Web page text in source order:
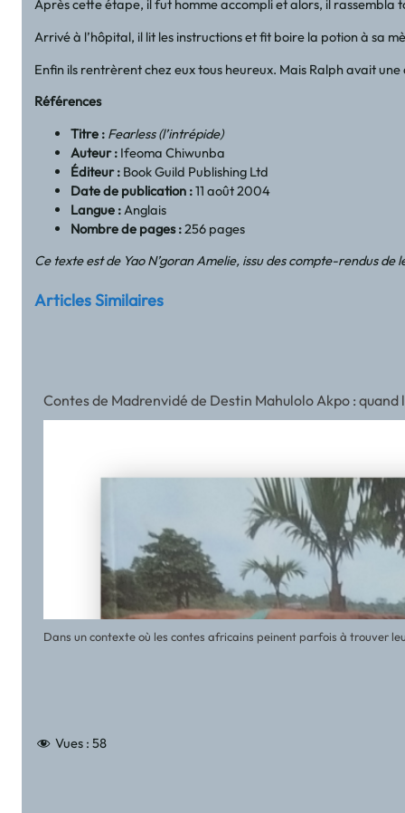
Après cette étape, il fut homme accompli et alors, il rassembla
Arrivé à l’hôpital, il lit les instructions et fit boire la potion à sa
Enfin ils rentrèrent chez eux tous heureux. Mais Ralph avait
Références
Titre : Fearless (l’intrépide)
Auteur : Ifeoma Chiwunba
Éditeur : Book Guild Publishing Ltd
Date de publication :11 août 2004
Langue : Anglais
Nombre de pages :256 pages
Ce texte est de Yao N’goran Amelie, issu des compte-rendus
Articles Similaires
Contes de Madrenvidé de Destin Mahulolo Akpo :
Dans un contexte où les contes africains peinent parfois à trouver
Vues : 58